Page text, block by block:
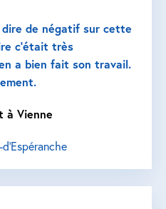
dire de négatif sur cette
c’était très
a bien fait son travail.
à Vienne